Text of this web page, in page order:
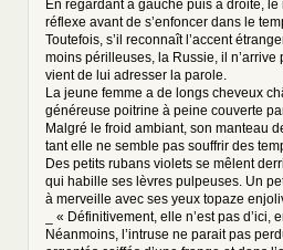
En regardant à gauche puis à droite,
réflexe avant de s’enfoncer dans le
Toutefois, s’il reconnaît l’accent
moins périlleuses, la Russie, il
vient de lui adresser la parole.
La jeune femme a de longs cheveux
généreuse poitrine à peine couverte
Malgré le froid ambiant, son manteau
tant elle ne semble pas souffrir des
Des petits rubans violets se mêlent
qui habille ses lèvres pulpeuses. Un
à merveille avec ses yeux topaze
_ « Définitivement, elle n’est pas d’ici,
Néanmoins, l’intruse ne parait pas